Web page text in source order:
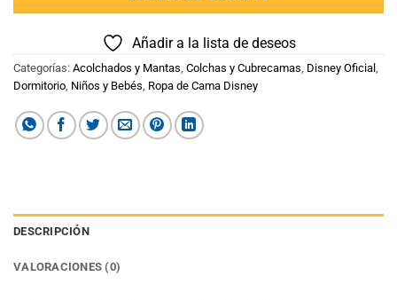
Añadir a la lista de deseos
Categorías: Acolchados y Mantas Colchas y Cubrecamas Disney Oficial
Dormitorio Niños y Bebés Ropa de Cama Disney
DESCRIPCIÓN
VALORACIONES (0)